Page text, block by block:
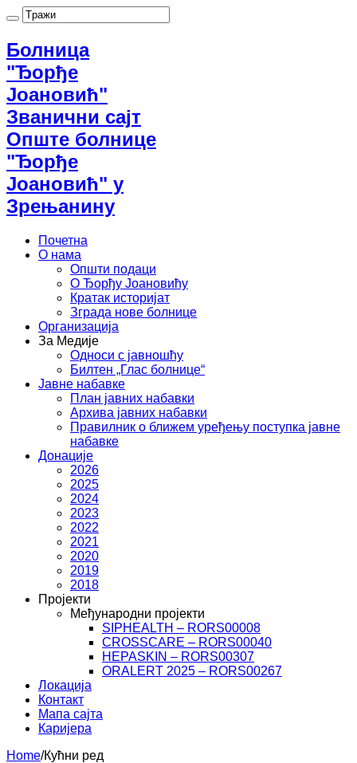
Болница
"Ђорђе
Јоановић"
Званични сајт
Опште болнице
"Ђорђе
Јоановић" у
Зрењанину
Почетна
О нама
Општи подаци
О Ђорђу Јоановићу
Кратак историјат
Зграда нове болнице
Организација
За Медије
Односи с јавношћу
Билтен „Глас болнице“
Јавне набавке
План јавних набавки
Архива јавних набавки
Правилник о ближем уређењу поступка јавне
набавке
Донације
2026
2025
2024
2023
2022
2021
2020
2019
2018
Пројекти
Међународни пројекти
SIPHEALTH – RORS00008
CROSSCARE – RORS00040
HEPASKIN – RORS00307
ORALERT 2025 – RORS00267
Локација
Контакт
Мапа сајта
Каријера
Home/Кућни ред